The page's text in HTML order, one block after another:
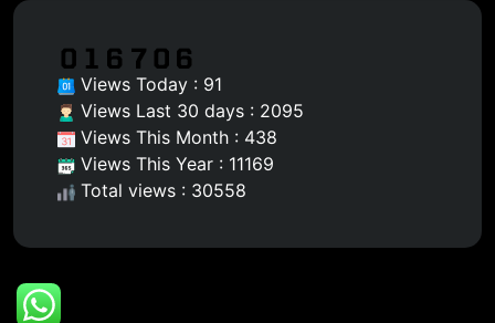
Views Today : 91
Views Last 30 days : 2095
Views This Month : 438
Views This Year : 11169
Total views : 30558